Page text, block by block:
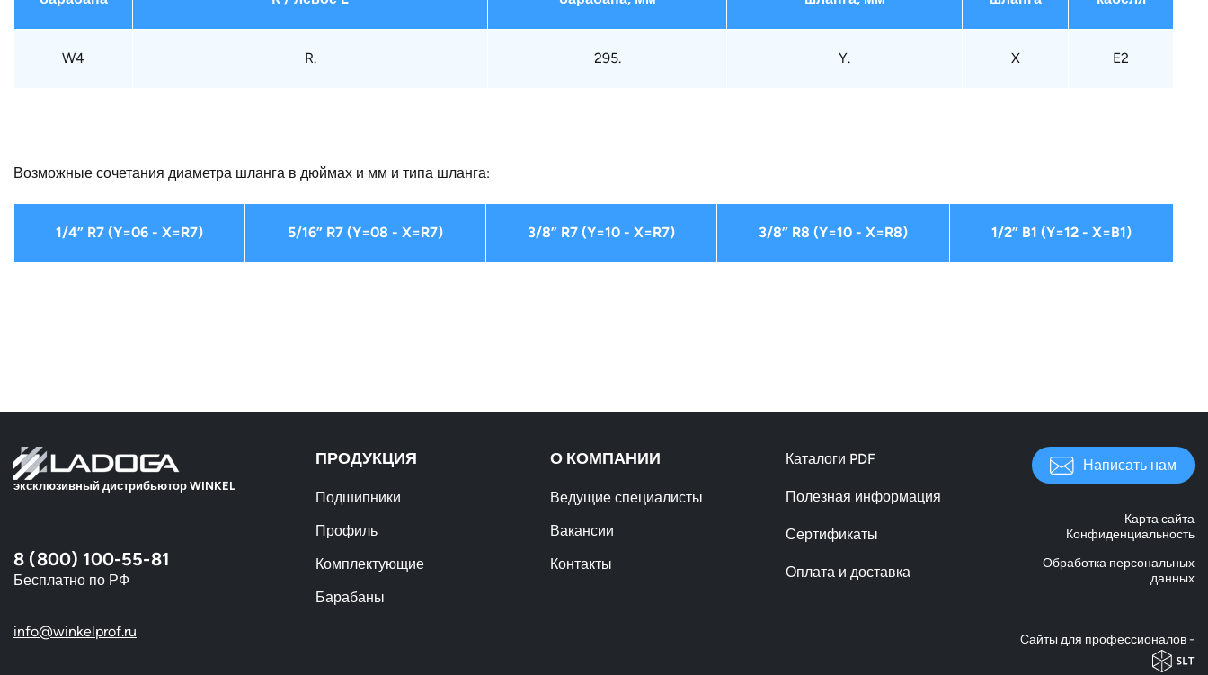
W4 R. 295. Y. X E2
Возможные сочетания диаметра шланга в дюймах и мм и типа шланга:
1/4” R7 (Y=06 - X=R7) 5/16” R7 (Y=08 - X=R7) 3/8” R7 (Y=10 - X=R7) 3/8” R8 (Y=10 - X=R8) 1/2” B1 (Y=12 - X=B1)
эксклюзивный дистрибьютор WINKEL
8 (800) 100-55-81
Бесплатно по РФ
info@winkelprof.ru
ПРОДУКЦИЯ
Подшипники
Профиль
Комплектующие
Барабаны
О КОМПАНИИ
Ведущие специалисты
Вакансии
Контакты
Каталоги PDF
Полезная информация
Сертификаты
Оплата и доставка
Написать нам
Карта сайта
Конфиденциальность
Обработка персональных
данных
Cайты для профессионалов -